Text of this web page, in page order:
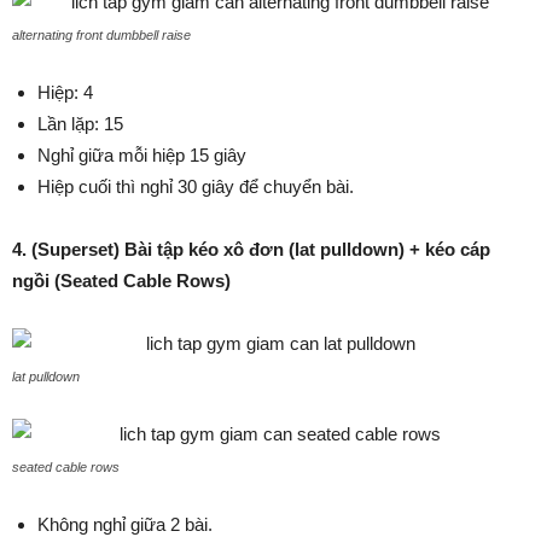
alternating front dumbbell raise
Hiệp: 4
Lần lặp: 15
Nghỉ giữa mỗi hiệp 15 giây
Hiệp cuối thì nghỉ 30 giây để chuyển bài.
4. (Superset) Bài tập kéo xô đơn (lat pulldown) + kéo cáp
ngồi (Seated Cable Rows)
lat pulldown
seated cable rows
Không nghỉ giữa 2 bài.